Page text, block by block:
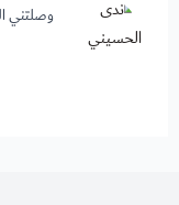
وصلتني